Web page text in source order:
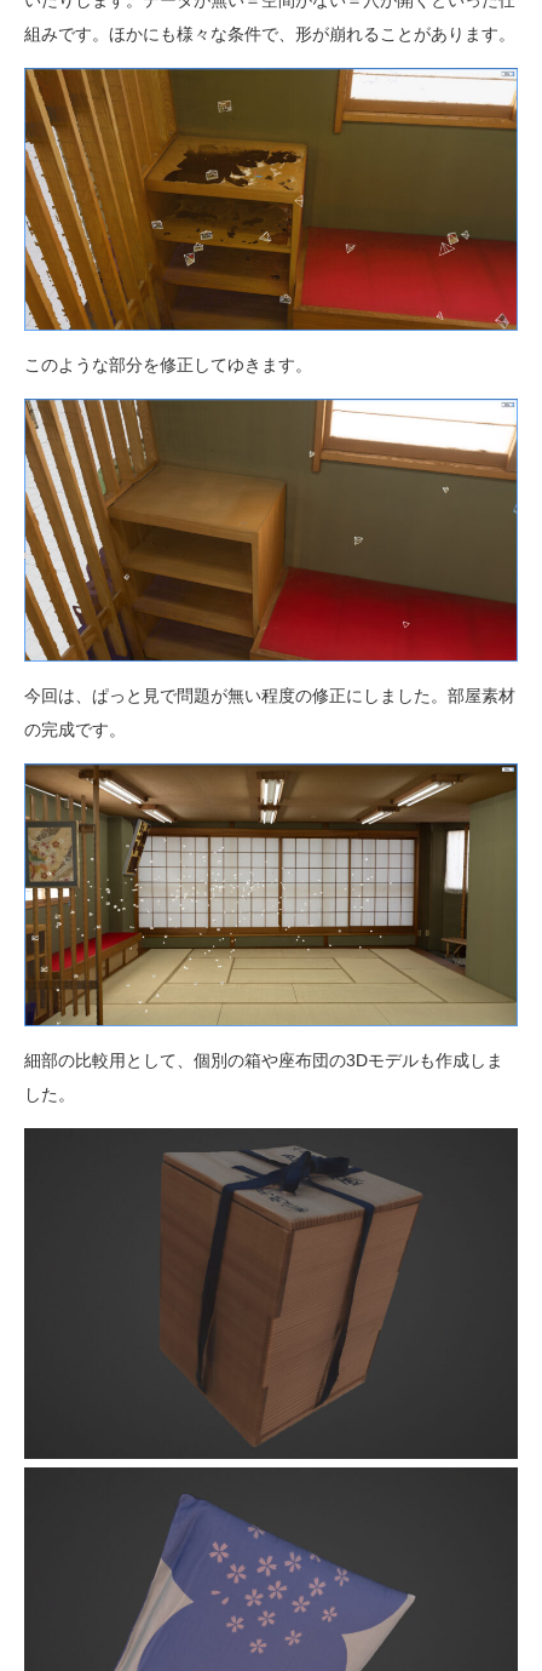
組みです。ほかにも様々な条件で、形が崩れることがあります。
このような部分を修正してゆきます。
今回は、ぱっと見で問題が無い程度の修正にしました。部屋素材
の完成です。
細部の比較用として、個別の箱や座布団の3Dモデルも作成しま
した。